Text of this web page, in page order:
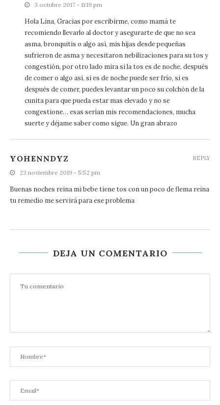
3 octubre 2017 - 11:19 pm
Hola Lina, Gracias por escribirme, como mamá te
recomiendo llevarlo al doctor y asegurarte de que no sea
asma, bronquitis o algo así, mis hijas desde pequeñas
sufrieron de asma y necesitaron nebilizaciones para su tos y
congestión, por otro lado mira si la tos es de noche, después
de comer o algo así, si es de noche puede ser frío, si es
después de comer, puedes levantar un poco su colchón de la
cunita para que pueda estar mas elevado y no se
congestione… esas serían mis recomendaciones, mucha
suerte y déjame saber como sigue. Un gran abrazo
YOHENNDYZ
23 noviembre 2019 - 5:52 pm
Buenas noches reina mi bebe tiene tos con un poco de flema reina
tu remedio me servirá para ese problema
REPLY
DEJA UN COMENTARIO